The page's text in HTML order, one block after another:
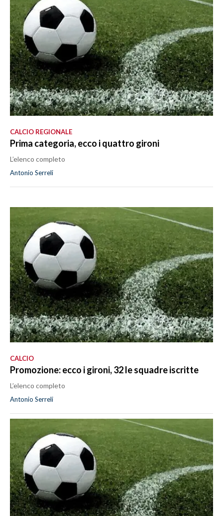
CALCIO REGIONALE
Prima categoria, ecco i quattro gironi
L’elenco completo
Antonio Serreli
CALCIO
Promozione: ecco i gironi, 32 le squadre iscritte
L’elenco completo
Antonio Serreli